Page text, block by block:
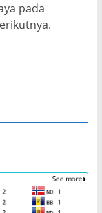
pada